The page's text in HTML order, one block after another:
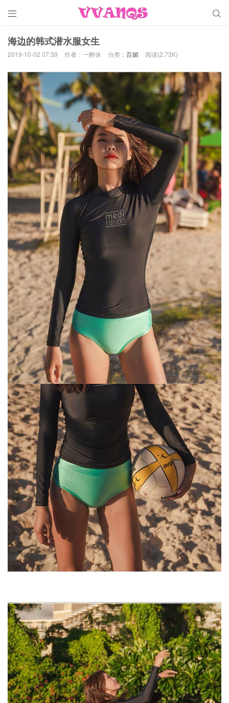
 
海边的韩式潜水服女生
2019-10-02 07:39 作者：一醉休 分类： 百媚 阅读(2.73K)